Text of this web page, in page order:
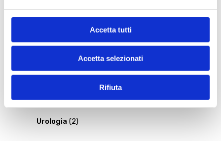
Accetta tutti
Accetta selezionati
Rifiuta
Prevenzione donna(5)
Ricerca e innovazione(1)
SpazioCura(1)
Urologia (2)